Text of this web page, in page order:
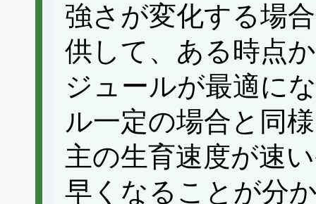
強さが変化する場
供して、ある時点
ジュールが最適に
ル一定の場合と同
主の生育速度が速
早くなることが分